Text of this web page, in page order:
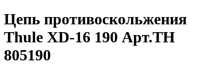
Цепь противоскольжения
Thule XD-16 190 Арт.TH
805190